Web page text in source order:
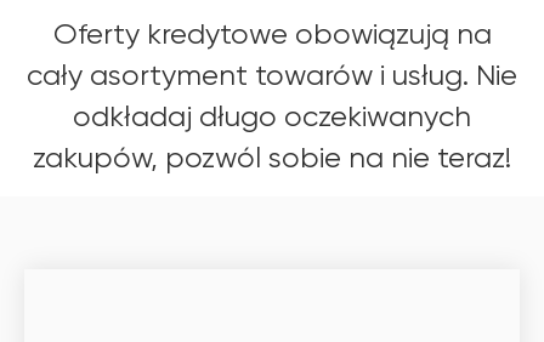
Oferty kredytowe obowiązują na
cały asortyment towarów i usług. Nie
odkładaj długo oczekiwanych
zakupów, pozwól sobie na nie teraz!